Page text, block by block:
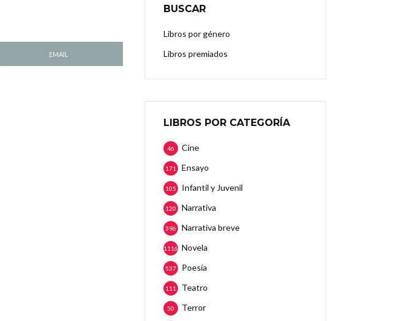
EMAIL
BUSCAR
Libros por género
Libros premiados
LIBROS POR CATEGORÍA
Cine
46
Ensayo
171
Infantil y Juvenil
105
Narrativa
120
Narrativa breve
396
Novela
1116
Poesía
537
Teatro
111
Terror
50